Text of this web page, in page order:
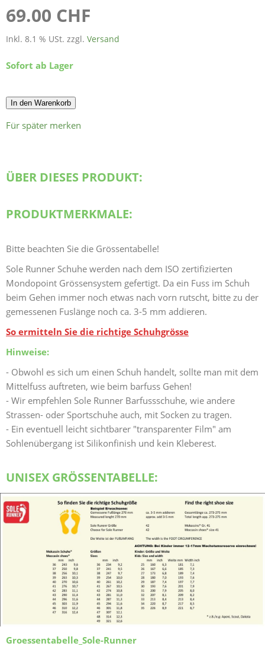
69.00 CHF
Inkl. 8.1 % USt. zzgl. Versand
Sofort ab Lager
In den Warenkorb
Für später merken
ÜBER DIESES PRODUKT:
PRODUKTMERKMALE:
Bitte beachten Sie die Grössentabelle!
Sole Runner Schuhe werden nach dem ISO zertifizierten
Mondopoint Grössensystem gefertigt. Da ein Fuss im Schuh
beim Gehen immer noch etwas nach vorn rutscht, bitte zu der
gemessenen Fuslänge noch ca. 3-5 mm addieren.
So ermitteln Sie die richtige Schuhgrösse
Hinweise:
- Obwohl es sich um einen Schuh handelt, sollte man mit dem
Mittelfuss auftreten, wie beim barfuss Gehen!
- Wir empfehlen Sole Runner Barfussschuhe, wie andere
Strassen- oder Sportschuhe auch, mit Socken zu tragen.
- Ein eventuell leicht sichtbarer "transparenter Film" am
Sohlenübergang ist Silikonfinish und kein Kleberest.
UNISEX GRÖSSENTABELLE:
Groessentabelle_Sole-Runner